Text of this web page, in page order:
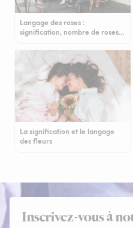
Langage des roses :
signification, nombre de roses…
La signification et le langage
des fleurs
Inscrivez-vous à